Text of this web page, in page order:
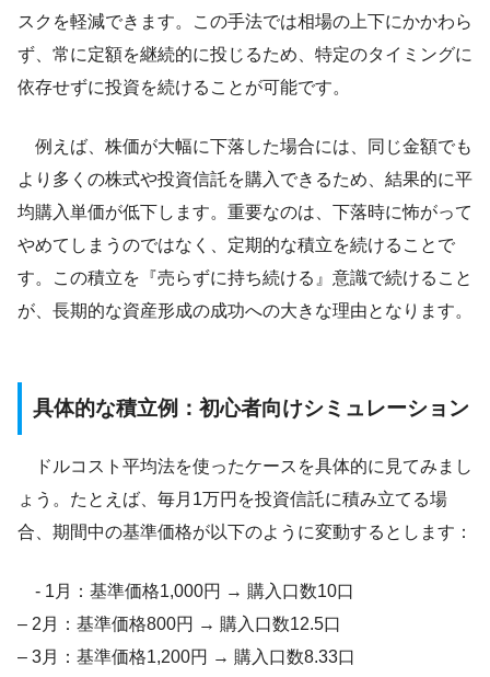
スクを軽減できます。この手法では相場の上下にかかわら
ず、常に定額を継続的に投じるため、特定のタイミングに
依存せずに投資を続けることが可能です。
例えば、株価が大幅に下落した場合には、同じ金額でも
より多くの株式や投資信託を購入できるため、結果的に平
均購入単価が低下します。重要なのは、下落時に怖がって
やめてしまうのではなく、定期的な積立を続けることで
す。この積立を『売らずに持ち続ける』意識で続けること
が、長期的な資産形成の成功への大きな理由となります。
具体的な積立例：初心者向けシミュレーション
ドルコスト平均法を使ったケースを具体的に見てみまし
ょう。たとえば、毎月1万円を投資信託に積み立てる場
合、期間中の基準価格が以下のように変動するとします：
- 1月：基準価格1,000円 → 購入口数10口
– 2月：基準価格800円 → 購入口数12.5口
– 3月：基準価格1,200円 → 購入口数8.33口